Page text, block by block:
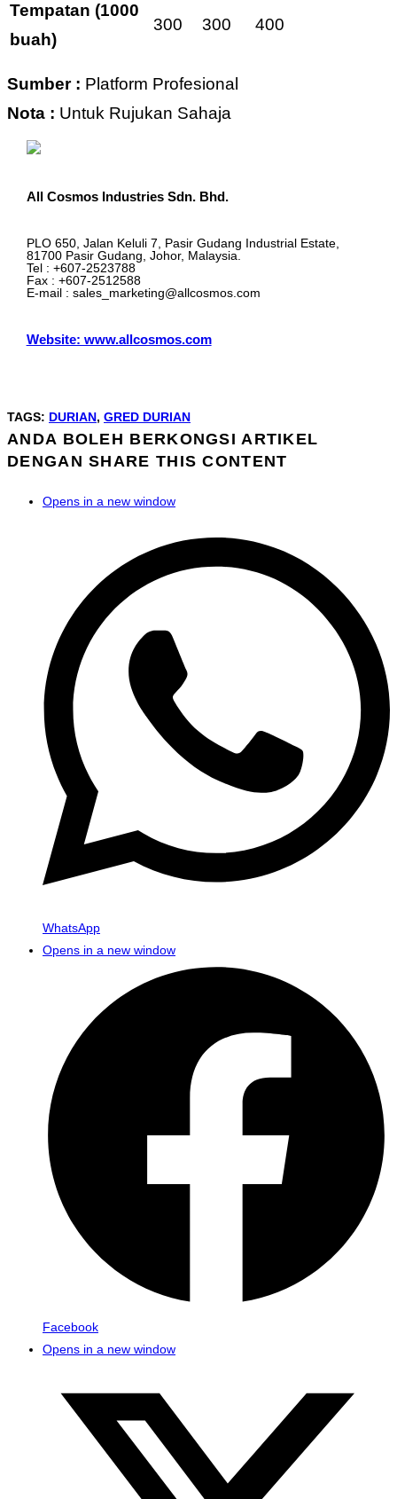
Tempatan (1000
buah)
300 300 400
Sumber : Platform Profesional
Nota : Untuk Rujukan Sahaja
All Cosmos Industries Sdn. Bhd.
PLO 650, Jalan Keluli 7, Pasir Gudang Industrial Estate,
81700 Pasir Gudang, Johor, Malaysia.
Tel : +607-2523788
Fax : +607-2512588
E-mail : sales_marketing@allcosmos.com
Website: www.allcosmos.com
TAGS: DURIAN, GRED DURIAN
ANDA BOLEH BERKONGSI ARTIKEL
DENGAN SHARE THIS CONTENT
Opens in a new window
WhatsApp
Opens in a new window
Facebook
Opens in a new window